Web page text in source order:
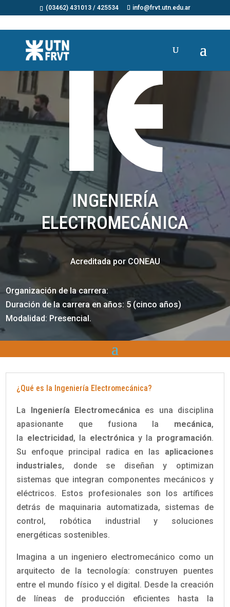
(03462) 431013 / 425534 info@frvt.utn.edu.ar
INGENIERÍA
ELECTROMECÁNICA
Acreditada por CONEAU
Organización de la carrera:
Duración de la carrera en años: 5 (cinco años)
Modalidad: Presencial.
¿Qué es la Ingeniería Electromecánica?
La Ingeniería Electromecánica es una disciplina
apasionante que fusiona la
mecánica,
la electricidad, la electrónica y la programación.
Su enfoque principal radica en las
aplicaciones
industriales, donde se diseñan y optimizan
sistemas que integran componentes mecánicos y
eléctricos. Estos profesionales son los artífices
detrás de maquinaria automatizada, sistemas de
control, robótica industrial y soluciones
energéticas sostenibles.
Imagina a un ingeniero electromecánico como un
arquitecto de la tecnología: construyen puentes
entre el mundo físico y el digital. Desde la creación
de líneas de producción eficientes hasta la